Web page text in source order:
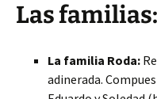
Las
La familia Roda:
adinerada.